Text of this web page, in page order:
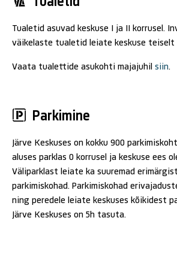
Tualetid asuvad keskuse I ja II korrusel.
väikelaste tualetid leiate keskuse teiselt
Vaata tualettide asukohti majajuhil siin.
Parkimine
Järve Keskuses on kokku 900
aluses parklas 0 korrusel ja keskuse ees
Väliparklast leiate ka suuremad
parkimiskohad. Parkimiskohad
ning peredele leiate keskuses kõikidest
Järve Keskuses on 5h tasuta.